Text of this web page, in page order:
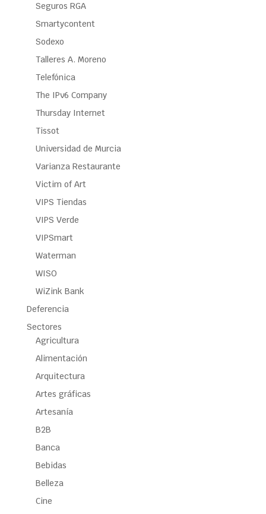
Seguros RGA
Smartycontent
Sodexo
Talleres A. Moreno
Telefónica
The IPv6 Company
Thursday Internet
Tissot
Universidad de Murcia
Varianza Restaurante
Victim of Art
VIPS Tiendas
VIPS Verde
VIPSmart
Waterman
WISO
WiZink Bank
Deferencia
Sectores
Agricultura
Alimentación
Arquitectura
Artes gráficas
Artesanía
B2B
Banca
Bebidas
Belleza
Cine